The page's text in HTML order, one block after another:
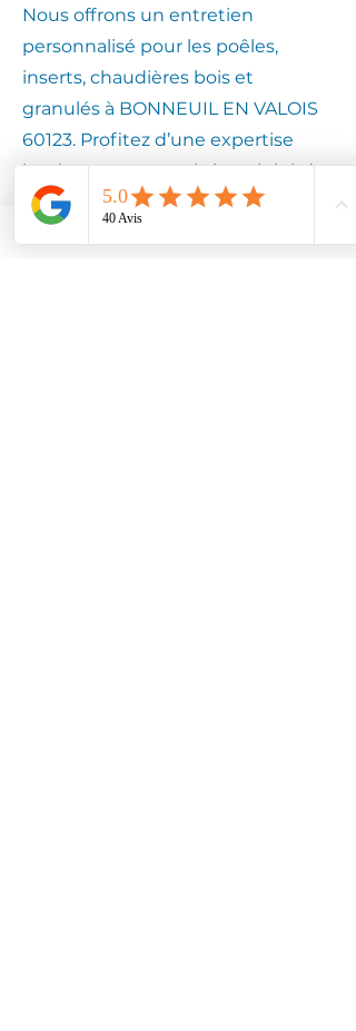
Nous offrons un entretien
personnalisé pour les poêles,
inserts, chaudières bois et
granulés à BONNEUIL EN VALOIS
60123. Profitez d’une expertise
locale pour assurer la longévité de
votre équipement.